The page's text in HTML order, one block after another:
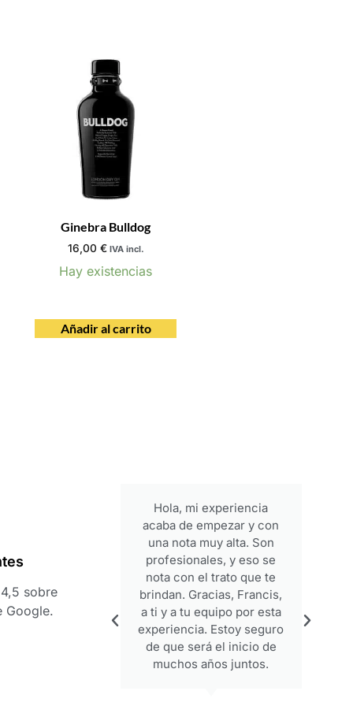
Ginebra Bulldog
16,00 € IVA incl.
Hay existencias
Añadir al carrito
sobre
Google.
Hola, mi experiencia
acaba de empezar y con
una nota muy alta. Son
profesionales, y eso se
nota con el trato que te
brindan. Gracias, Francis,
a ti y a tu equipo por esta
experiencia. Estoy seguro
de que será el inicio de
muchos años juntos.